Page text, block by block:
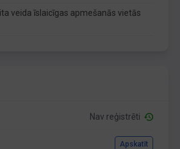
veida īslaicīgas apmešanās vietās
Nav reģistrēti
Apskatīt